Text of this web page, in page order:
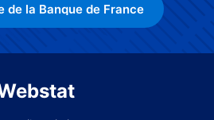
de la Banque de France